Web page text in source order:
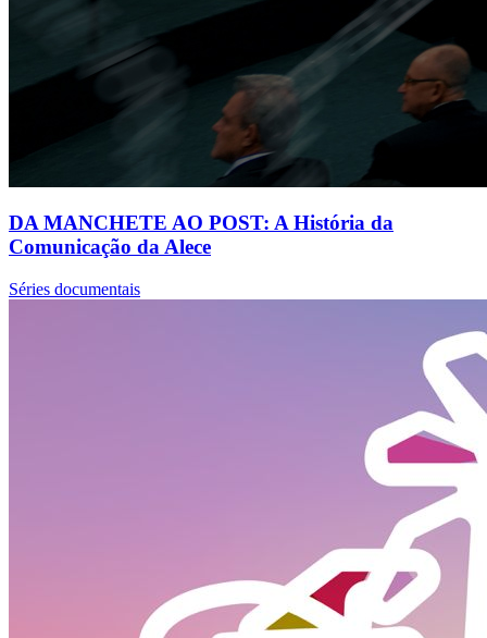
DA MANCHETE AO POST: A História da
Comunicação da Alece
Séries documentais